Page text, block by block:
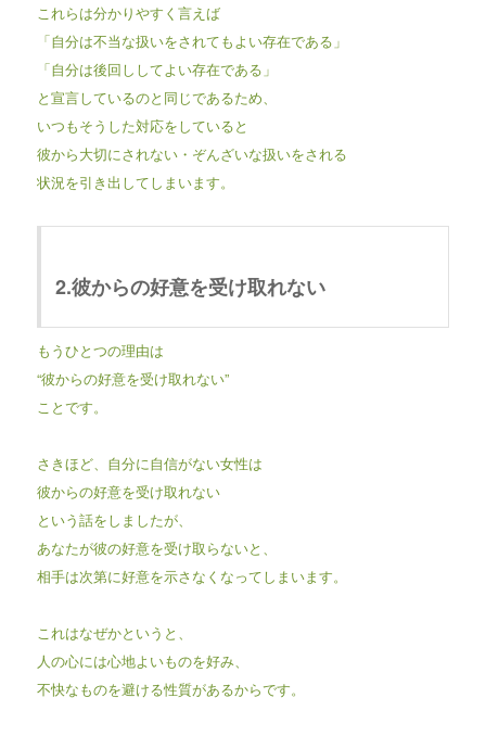
これらは分かりやすく言えば
「自分は不当な扱いをされてもよい存在である」
「自分は後回ししてよい存在である」
と宣言しているのと同じであるため、
いつもそうした対応をしていると
彼から大切にされない・ぞんざいな扱いをされる
状況を引き出してしまいます。
2.彼からの好意を受け取れない
もうひとつの理由は
“彼からの好意を受け取れない”
ことです。
さきほど、自分に自信がない女性は
彼からの好意を受け取れない
という話をしましたが、
あなたが彼の好意を受け取らないと、
相手は次第に好意を示さなくなってしまいます。
これはなぜかというと、
人の心には心地よいものを好み、
不快なものを避ける性質があるからです。